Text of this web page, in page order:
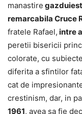
manastire
remarcabila Cruce
fratele Rafael, intre
peretii bisericii
colorate, cu
diferita a sfintilor
cat de
crestinism, dar, in
1961, avea sa fie